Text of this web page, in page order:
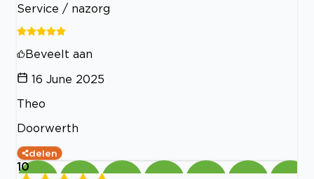
Service / nazorg
Beveelt aan
16 June 2025
Theo
Doorwerth
delen
10